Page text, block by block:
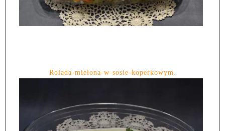
Rolada-mielona-w-sosie-koperkowym.